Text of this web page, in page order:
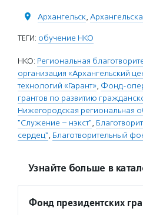
Архангельск,
ТЕГИ: обучение НКО
НКО: Региональная
организация «Архангельский
технологий «Гарант», Фонд-
грантов по развитию
Нижегородская региональная
"Служение – нэкст",
сердец", Благотворительный
Узнайте больше в
Фонд президентских